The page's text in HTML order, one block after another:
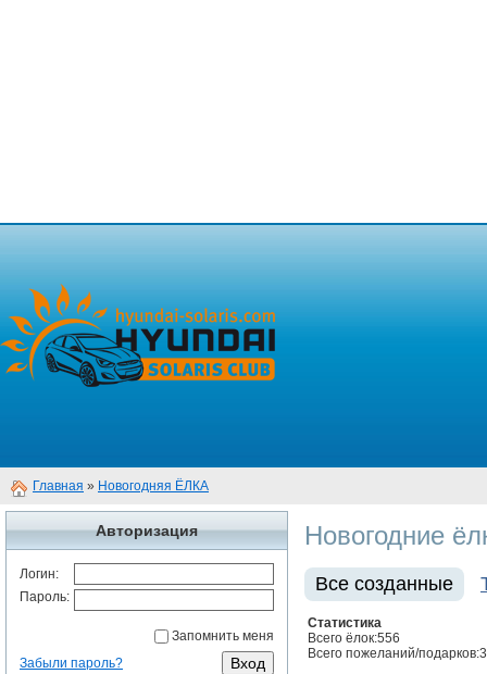
Главная » Новогодняя ЁЛКА
Авторизация
Логин:
Пароль:
Запомнить меня
Забыли пароль?
Новогодние
Все созданные
Статистика
Всего ёлок:556
Всего пожеланий/